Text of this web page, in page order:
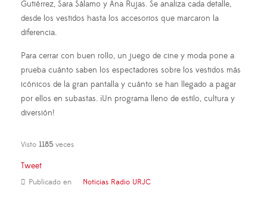
Gutiérrez, Sara Sálamo y Ana Rujas. Se analiza cada detalle,
desde los vestidos hasta los accesorios que marcaron la
diferencia.
Para cerrar con buen rollo, un juego de cine y moda pone a
prueba cuánto saben los espectadores sobre los vestidos más
icónicos de la gran pantalla y cuánto se han llegado a pagar
por ellos en subastas. ¡Un programa lleno de estilo, cultura y
diversión!
Visto 1185veces
Tweet
Publicado en Noticias Radio URJC